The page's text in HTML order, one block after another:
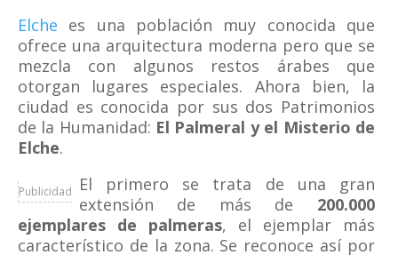
Elche es una población muy conocida que
ofrece una arquitectura moderna pero que se
mezcla con algunos restos árabes que
otorgan lugares especiales. Ahora bien, la
ciudad es conocida por sus dos Patrimonios
de la Humanidad: El Palmeral y el Misterio de
Elche.
Publicidad
El primero se trata de una gran
extensión de más de 200.000
ejemplares de palmeras, el ejemplar más
característico de la zona. Se reconoce así por